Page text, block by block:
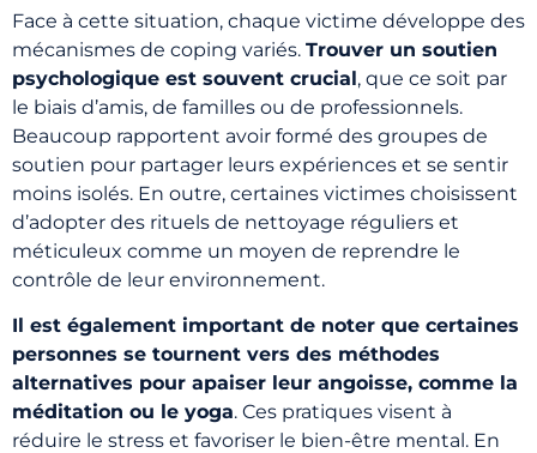
Face à cette situation, chaque victime développe des
mécanismes de coping variés. Trouver un soutien
psychologique est souvent crucial, que ce soit par
le biais d’amis, de familles ou de professionnels.
Beaucoup rapportent avoir formé des groupes de
soutien pour partager leurs expériences et se sentir
moins isolés. En outre, certaines victimes choisissent
d’adopter des rituels de nettoyage réguliers et
méticuleux comme un moyen de reprendre le
contrôle de leur environnement.
Il est également important de noter que certaines
personnes se tournent vers des méthodes
alternatives pour apaiser leur angoisse, comme la
méditation ou le yoga. Ces pratiques visent à
réduire le stress et favoriser le bien-être mental. En